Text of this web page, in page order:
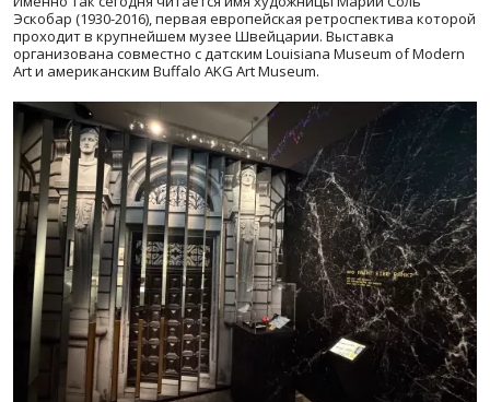
Эскобар (1930-2016), первая европейская ретроспектива которой
проходит в крупнейшем музее Швейцарии. Выставка
организована совместно с датским Louisiana Museum of Modern
Art и американским Buffalo AKG Art Museum.